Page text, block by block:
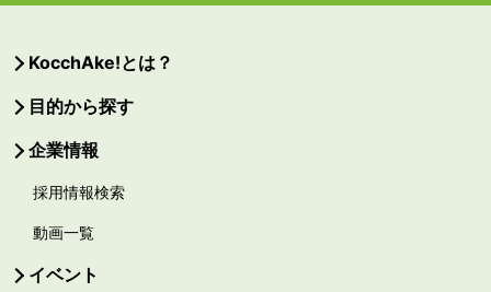
KocchAke!とは？
目的から探す
企業情報
採用情報検索
動画一覧
イベント